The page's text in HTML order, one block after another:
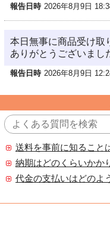
報告日時 2026年8月9日
本日無事に商品受け取
ありがとうございまし
報告日時 2026年8月9日
送料を事前に知ること
納期はどのくらいかか